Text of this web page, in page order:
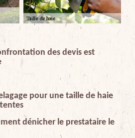
des devis est
pour une taille de haie
dénicher le prestataire le